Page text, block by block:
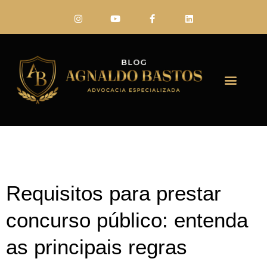
Requisitos para prestar
concurso público: entenda
as principais regras